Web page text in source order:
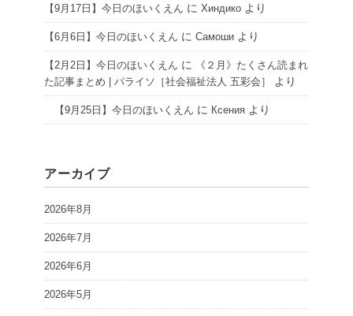
【9月17日】今日のほいくえん に Хиндико より
【6月6日】今日のほいくえん に Самоши より
【2月2日】今日のほいくえん に
《２月》たくさん読まれ
た記事まとめ | パライソ［社会福祉法人 五彩会］
より
【9月25日】今日のほいくえん に Ксения より
アーカイブ
2026年8月
2026年7月
2026年6月
2026年5月